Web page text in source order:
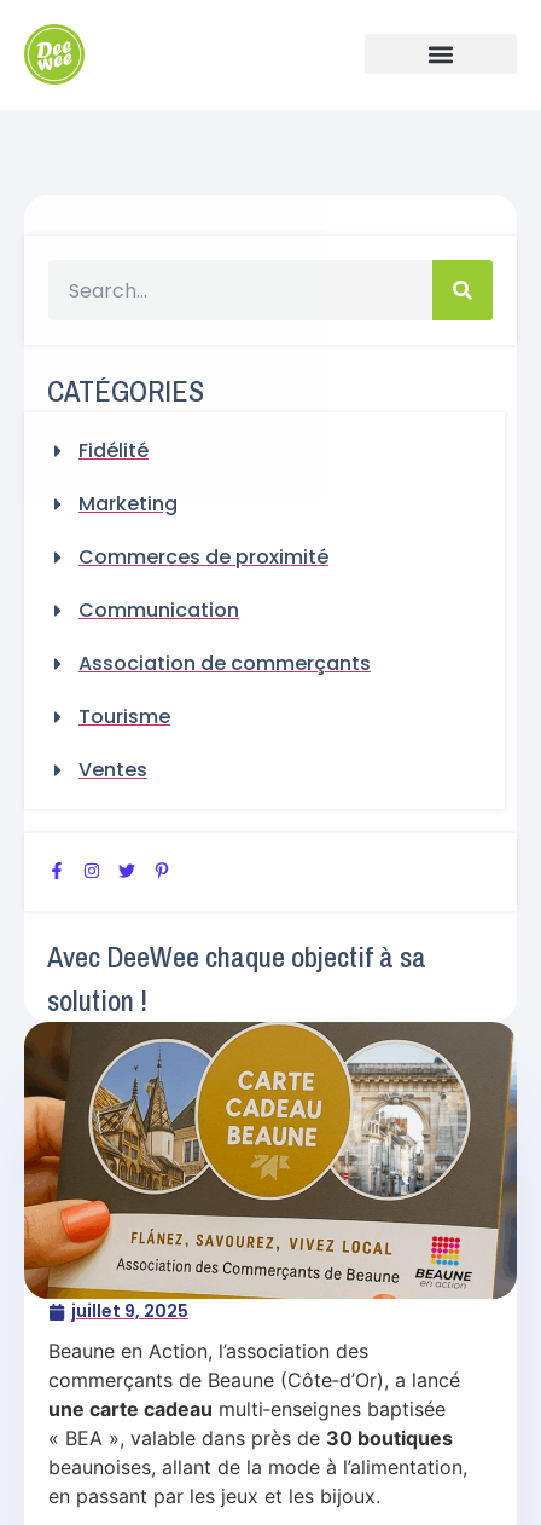
juillet 9, 2025
Beaune en Action, l’association des
commerçants de Beaune (Côte‑d’Or), a lancé
une carte cadeau multi‑enseignes baptisée
« BEA », valable dans près de 30 boutiques
beaunoises, allant de la mode à l’alimentation,
en passant par les jeux et les bijoux.
CATÉGORIES
Fidélité
Marketing
Commerces de proximité
Communication
Association de commerçants
Tourisme
Ventes
Avec DeeWee chaque objectif à sa
solution !